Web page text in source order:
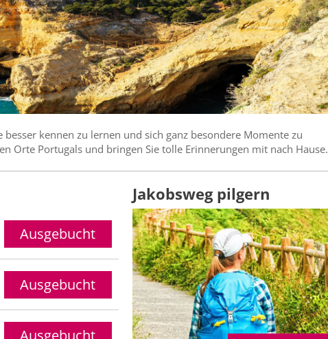
kennen zu lernen und sich ganz besondere Momente zu
Orte Portugals und bringen Sie tolle Erinnerungen mit nach Hause.
Jakobsweg pilgern